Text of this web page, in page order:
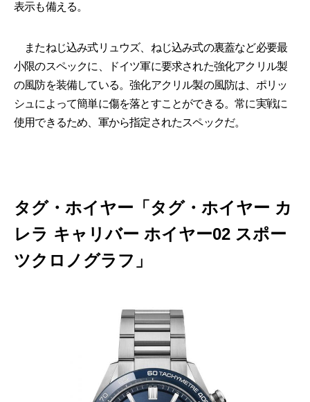
表示も備える。
またねじ込み式リュウズ、ねじ込み式の裏蓋など必要最
小限のスペックに、ドイツ軍に要求された強化アクリル製
の風防を装備している。強化アクリル製の風防は、ポリッ
シュによって簡単に傷を落とすことができる。常に実戦に
使用できるため、軍から指定されたスペックだ。
タグ・ホイヤー「タグ・ホイヤー カ
レラ キャリバー ホイヤー02 スポー
ツクロノグラフ」